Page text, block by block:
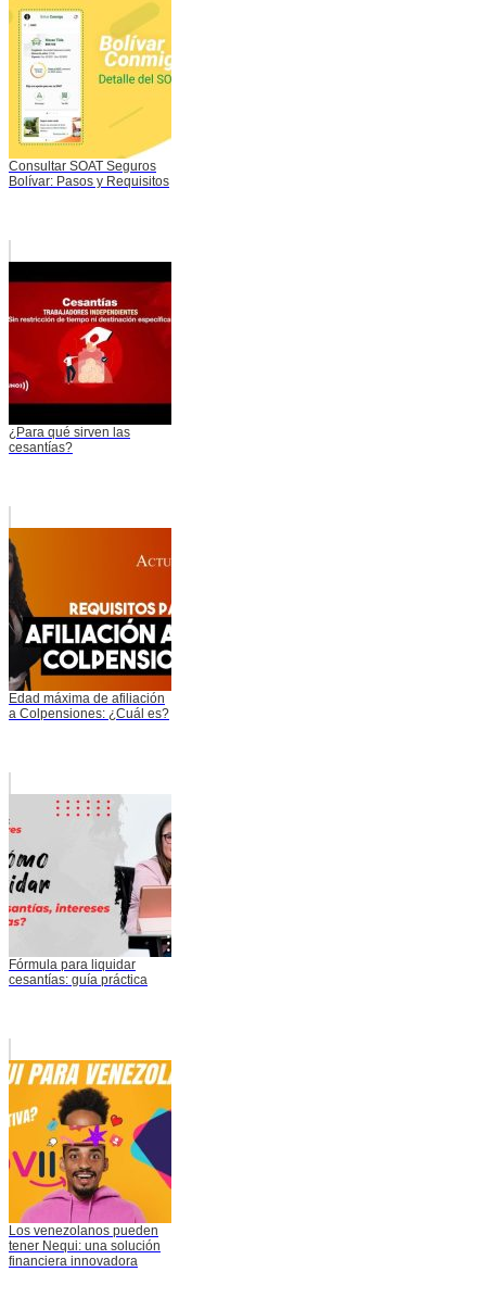
Consultar SOAT Seguros
Bolívar: Pasos y Requisitos
¿Para qué sirven las
cesantías?
Edad máxima de afiliación
a Colpensiones: ¿Cuál es?
Fórmula para liquidar
cesantías: guía práctica
Los venezolanos pueden
tener Nequi: una solución
financiera innovadora